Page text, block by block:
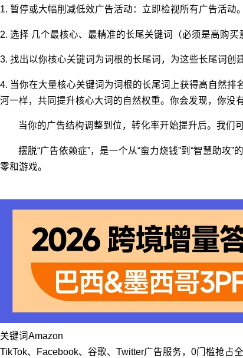
1. 暂停或大幅削减低效广告活动：立即检视所有广告活动
2. 选择 几个最核心、最精准的长尾关键词（必须是高购买
3. 找出以你核心关键词为词根的长尾词，为这些长尾词创
4. 当你在大量核心关键词为词根的长尾词上获得高自然
河一样，共同提升核心大词的自然权重。你会发现，你没
当你的广告结构调整到位，转化率开始提升后。我们
摆脱“广告依赖症”，是一个从“蛮力烧钱”到 “智慧助攻”
零和游戏。
关键词 Amazon
TikTok、Facebook、谷歌、Twitter广告服务，0门槛抢占全